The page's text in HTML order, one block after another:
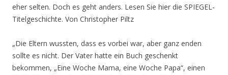
eher selten. Doch es geht anders. Lesen Sie hier die SPIEGEL-
Titelgeschichte. Von Christopher Piltz
„Die Eltern wussten, dass es vorbei war, aber ganz enden
sollte es nicht. Der Vater hatte ein Buch geschenkt
bekommen, „Eine Woche Mama, eine Woche Papa“, einen